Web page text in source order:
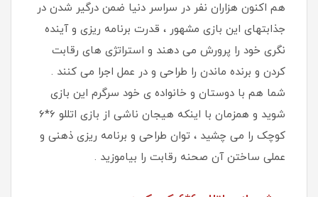
هم اکنون هزاران نفر در سراسر دنیا ضمن درگیر شدن در
جذابتهای این بازی مشهور ، قدرت برنامه ریزی و آینده
نگری خود را پرورش می دهند و استراتژی های رقابت
کردن و برنده ماندن را طراحی و در عمل اجرا می کنند .
شما هم با دوستان و خانواده ی خود سرگرم این بازی
شوید و همزمان با اینکه هیجان ناشی از بازی اتللو 6*6
کوچک را می چشید ، توان طراحی و برنامه ریزی ذهنی و
عملی ساختن آن صحنه رقابت را بیاموزید .